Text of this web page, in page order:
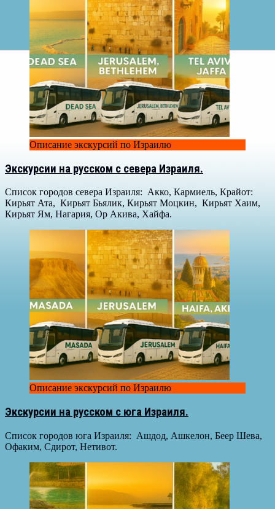
Описание экскурсий по Израилю
Экскурсии на русском с севера Израиля.
Список городов севера Израиля: Акко, Кармиель, Крайот:
Кирьят Ата, Кирьят Бьялик, Кирьят Моцкин, Кирьят Хаим,
Кирьят Ям, Нагария, Ор Акива, Хайфа.
Описание экскурсий по Израилю
Экскурсии на русском с юга Израиля.
Список городов юга Израиля: Ашдод, Ашкелон, Беер Шева,
Офаким, Сдирот, Нетивот.